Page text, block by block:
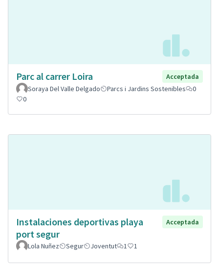
Parc al carrer Loira
Acceptada
Soraya Del Valle Delgado
Parcs i Jardins Sostenibles
0
0
Instalaciones deportivas playa
port segur
Acceptada
Lola Nuñez Segur Joventut 1 1